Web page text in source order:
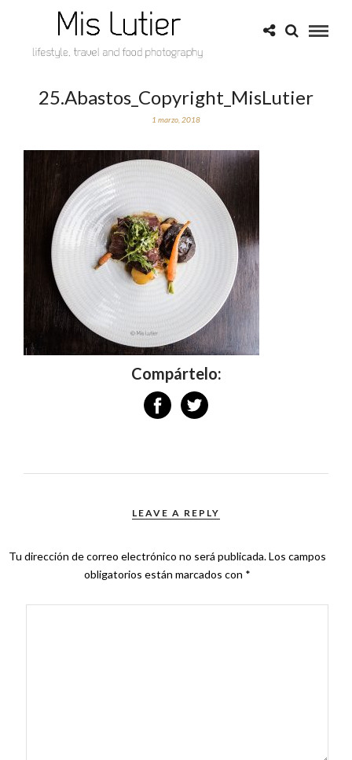
25.Abastos_Copyright_MisLutier
1 marzo, 2018
Compártelo:
LEAVE A REPLY
Tu dirección de correo electrónico no será publicada.Los campos
obligatorios están marcados con *